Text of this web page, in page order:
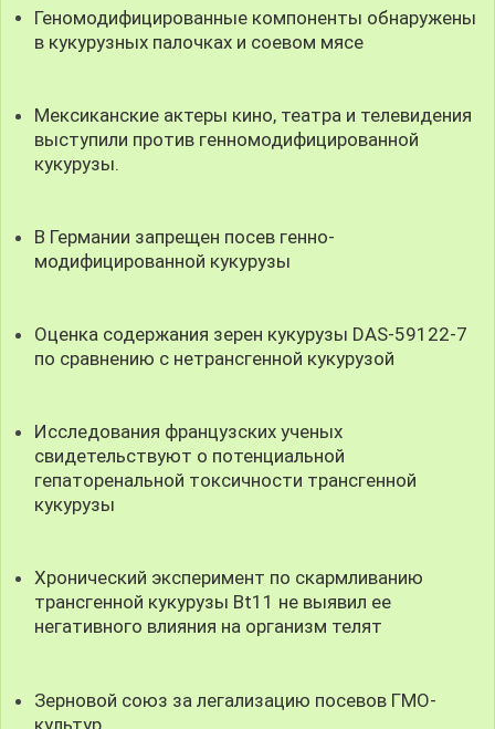
Геномодифицированные компоненты обнаружены
в кукурузных палочках и соевом мясе
Мексиканские актеры кино, театра и телевидения
выступили против генномодифицированной
кукурузы.
В Германии запрещен посев генно-
модифицированной кукурузы
Оценка содержания зерен кукурузы DAS-59122-7
по сравнению с нетрансгенной кукурузой
Исследования французских ученых
свидетельствуют о потенциальной
гепаторенальной токсичности трансгенной
кукурузы
Хронический эксперимент по скармливанию
трансгенной кукурузы Bt11 не выявил ее
негативного влияния на организм телят
Зерновой союз за легализацию посевов ГМО-
культур.